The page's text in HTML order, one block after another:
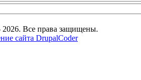
Все права защищены.
сайта DrupalCoder